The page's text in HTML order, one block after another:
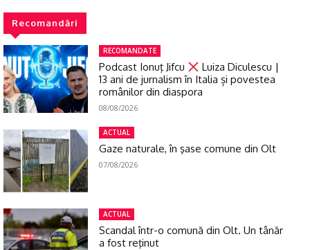
Recomandări
RECOMANDATE
Podcast Ionuţ Jifcu
Luiza Diculescu |
13 ani de jurnalism în Italia și povestea
românilor din diaspora
08/08/2026
ACTUAL
Gaze naturale, în şase comune din Olt
07/08/2026
ACTUAL
Scandal într-o comună din Olt. Un tânăr
a fost reţinut